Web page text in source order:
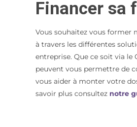
Financer sa
Vous souhaitez vous former
à travers les différentes
entreprise. Que ce soit via le
peuvent vous permettre de
vous aider à monter votre
savoir plus consulteznotre